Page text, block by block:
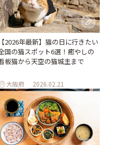
【2026年最新】猫の日に行きたい
国の猫スポット6選！癒やしの
板猫から天空の猫城主まで
大阪府 2026.02.21